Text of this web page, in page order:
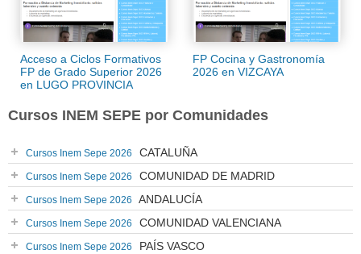
Acceso a Ciclos Formativos
FP de Grado Superior 2026
en LUGO PROVINCIA
FP Cocina y Gastronomía
2026 en VIZCAYA
Cursos INEM SEPE por Comunidades
Cursos Inem Sepe 2026 CATALUÑA
Cursos Inem Sepe 2026 COMUNIDAD DE MADRID
Cursos Inem Sepe 2026 ANDALUCÍA
Cursos Inem Sepe 2026 COMUNIDAD VALENCIANA
Cursos Inem Sepe 2026 PAÍS VASCO